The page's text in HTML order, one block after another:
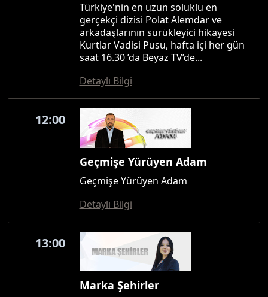
Türkiye'nin en uzun soluklu en
gerçekçi dizisi Polat Alemdar ve
arkadaşlarının sürükleyici hikayesi
Kurtlar Vadisi Pusu, hafta içi her gün
saat 16.30 ’da Beyaz TV’de...
Detaylı Bilgi
12:00
Geçmişe Yürüyen Adam
Geçmişe Yürüyen Adam
Detaylı Bilgi
13:00
Marka Şehirler